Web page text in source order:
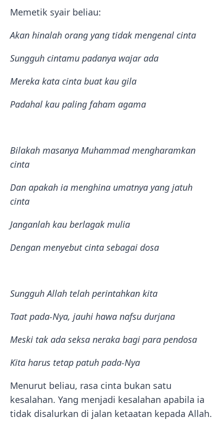
Memetik syair beliau:
Akan hinalah orang yang tidak mengenal cinta
Sungguh cintamu padanya wajar ada
Mereka kata cinta buat kau gila
Padahal kau paling faham agama
Bilakah masanya Muhammad mengharamkan
cinta
Dan apakah ia menghina umatnya yang jatuh
cinta
Janganlah kau berlagak mulia
Dengan menyebut cinta sebagai dosa
Sungguh Allah telah perintahkan kita
Taat pada-Nya, jauhi hawa nafsu durjana
Meski tak ada seksa neraka bagi para pendosa
Kita harus tetap patuh pada-Nya
Menurut beliau, rasa cinta bukan satu
kesalahan. Yang menjadi kesalahan apabila ia
tidak disalurkan di jalan ketaatan kepada Allah.